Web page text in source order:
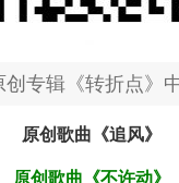
创专辑《转折点》
原创歌曲《追风》
原创歌曲《不许动》